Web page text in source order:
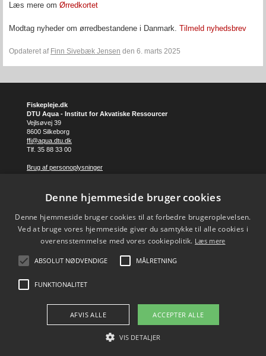
Læs mere om Ørredkortet
Modtag nyheder om ørredbestandene i Danmark. Tilmeld nyhedsbrev
Opdateret af Finn Sivebæk Jensen den 6. marts 2025
Fiskepleje.dk
DTU Aqua - Institut for Akvatiske Ressourcer
Vejlsøvej 39
8600 Silkeborg
ffi@aqua.dtu.dk
Tlf. 35 88 33 00
Brug af personoplysninger
FØLG OS PÅDenne hjemmeside bruger cookies
Denne hjemmeside bruger cookies til at forbedre brugeroplevelsen.
Ved at bruge vores hjemmeside giver du samtykke til alle cookies i
overensstemmelse med vores cookiepolitik. Læs mere
ABSOLUT NØDVENDIGE MÅLRETNING
FUNKTIONALITET
ACCEPTER ALLE
AFVIS ALLE
VIS DETALJER